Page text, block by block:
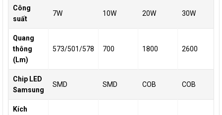
Công
suất
7W 10W 20W 30W
Quang
thông
(Lm)
573/501/578 700 1800 2600
Chip LED
Samsung
SMD SMD COB COB
Kích